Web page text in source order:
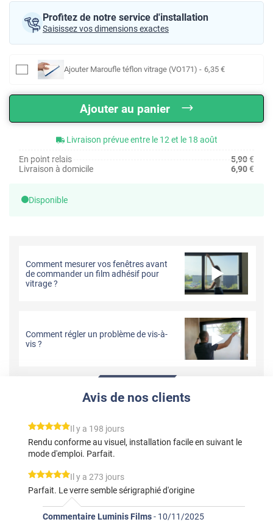
Profitez de notre service d'installation
Saisissez vos dimensions exactes
Ajouter Maroufle téflon vitrage (VO171) - 6,35 €
Ajouter au panier
Livraison prévue entre le 12 et le 18 août
En point relais
5,90€
Livraison à domicile
6,90€
Disponible
Comment mesurer vos fenêtres avant
de commander un film adhésif pour
vitrage ?
Comment régler un problème de vis-à-
vis ?
Avis de nos clients
*****
Il y a 198 jours
Rendu conforme au visuel, installation facile en suivant le
mode d'emploi. Parfait.
*****
Il y a 273 jours
Parfait. Le verre semble sérigraphié d'origine
Commentaire Luminis Films- 10/11/2025